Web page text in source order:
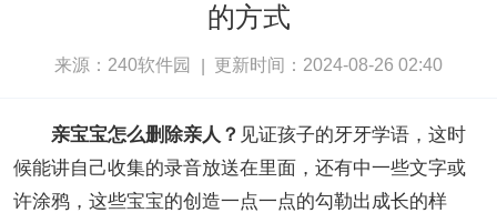
的方式
来源：240软件园 更新时间：2024-08-26 02:40
亲宝宝怎么删除亲人？ 见证孩子的牙牙学语，这时
候能讲自己收集的录音放送在里面，还有中一些文字或
许涂鸦，这些宝宝的创造一点一点的勾勒出成长的样